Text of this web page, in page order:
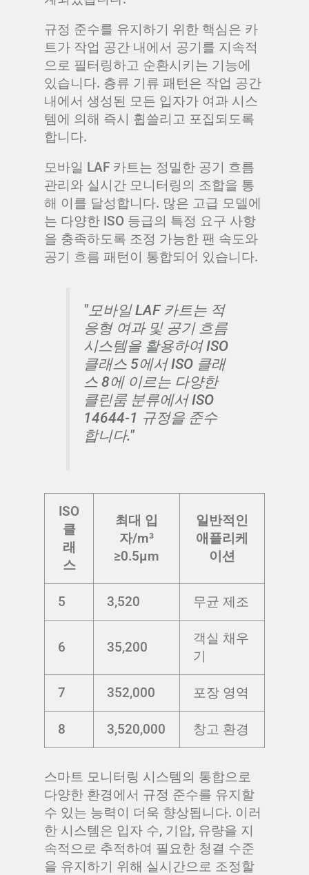
규정 준수를 유지하기 위한 핵심은 카
트가 작업 공간 내에서 공기를 지속적
으로 필터링하고 순환시키는 기능에
있습니다. 층류 기류 패턴은 작업 공간
내에서 생성된 모든 입자가 여과 시스
템에 의해 즉시 휩쓸리고 포집되도록
합니다.
모바일 LAF 카트는 정밀한 공기 흐름
관리와 실시간 모니터링의 조합을 통
해 이를 달성합니다. 많은 고급 모델에
는 다양한 ISO 등급의 특정 요구 사항
을 충족하도록 조정 가능한 팬 속도와
공기 흐름 패턴이 통합되어 있습니다.
"모바일 LAF 카트는 적
응형 여과 및 공기 흐름
시스템을 활용하여 ISO
클래스 5에서 ISO 클래
스 8에 이르는 다양한
클린룸 분류에서 ISO
14644-1 규정을 준수
합니다."
ISO
클
래
스
최대 입
자/m³
≥0.5µm
일반적인
애플리케
이션
5 3,520 무균 제조
6 35,200
객실 채우
기
7 352,000 포장 영역
8 3,520,000 창고 환경
스마트 모니터링 시스템의 통합으로
다양한 환경에서 규정 준수를 유지할
수 있는 능력이 더욱 향상됩니다. 이러
한 시스템은 입자 수, 기압, 유량을 지
속적으로 추적하여 필요한 청결 수준
을 유지하기 위해 실시간으로 조정할